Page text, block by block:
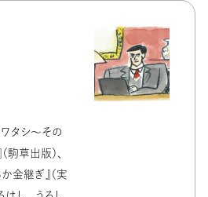
タシ〜その
駒草出版）、
金継ぎ』（実